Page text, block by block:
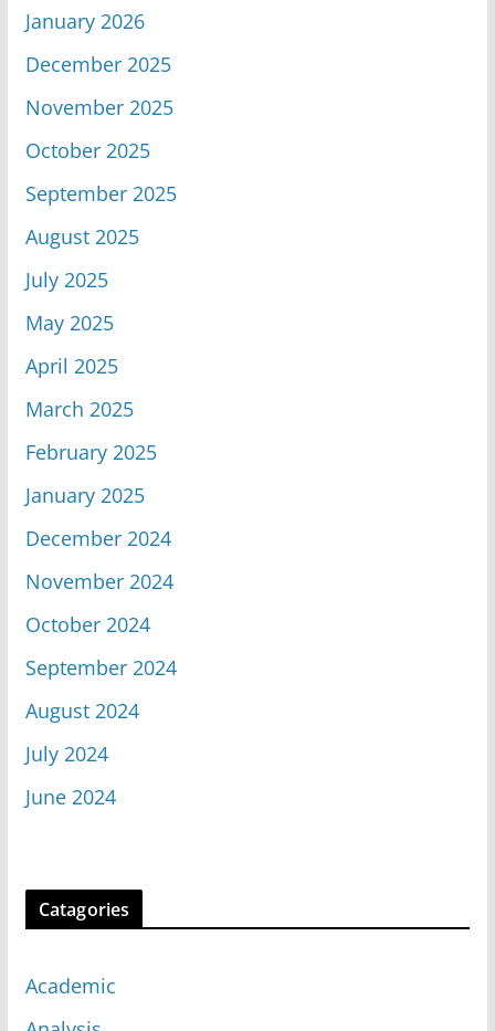
January 2026
December 2025
November 2025
October 2025
September 2025
August 2025
July 2025
May 2025
April 2025
March 2025
February 2025
January 2025
December 2024
November 2024
October 2024
September 2024
August 2024
July 2024
June 2024
Catagories
Academic